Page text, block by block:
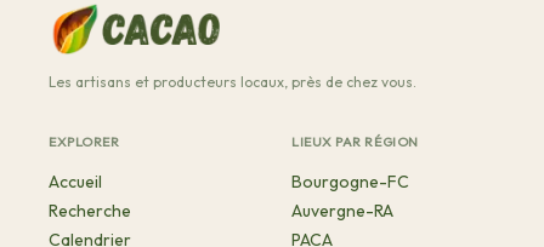
Les artisans et producteurs locaux, près de chez vous.
EXPLORER
Accueil
Recherche
Calendrier
LIEUX PAR RÉGION
Bourgogne-FC
Auvergne-RA
PACA